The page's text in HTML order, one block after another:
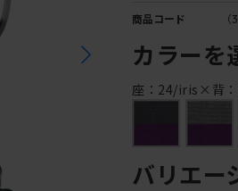
商品コード
カラーを
座：24/iris×背
バリエー